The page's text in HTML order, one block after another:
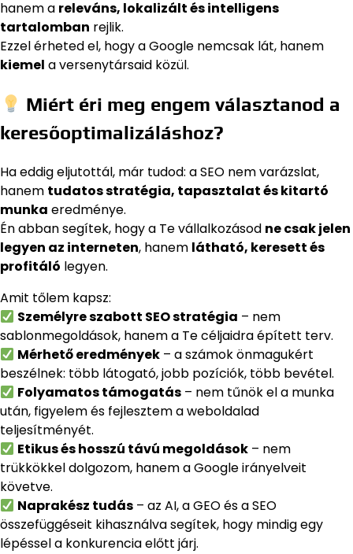
hanem a releváns, lokalizált és intelligens
tartalomban rejlik.
Ezzel érheted el, hogy a Google nemcsak lát, hanem
kiemel a versenytársaid közül.
Miért éri meg engem választanod a
keresőoptimalizáláshoz?
Ha eddig eljutottál, már tudod: a SEO nem varázslat,
hanem tudatos stratégia, tapasztalat és kitartó
munka eredménye.
Én abban segítek, hogy a Te vállalkozásod ne csak jelen
legyen az interneten, hanem látható, keresett és
profitáló legyen.
Amit tőlem kapsz:
Személyre szabott SEO stratégia – nem
sablonmegoldások, hanem a Te céljaidra épített terv.
Mérhető eredmények – a számok önmagukért
beszélnek: több látogató, jobb pozíciók, több bevétel.
Folyamatos támogatás – nem tűnök el a munka
után, figyelem és fejlesztem a weboldalad
teljesítményét.
Etikus és hosszú távú megoldások – nem
trükkökkel dolgozom, hanem a Google irányelveit
követve.
Naprakész tudás – az AI, a GEO és a SEO
összefüggéseit kihasználva segítek, hogy mindig egy
lépéssel a konkurencia előtt járj.